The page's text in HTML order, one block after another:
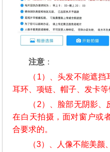
注意 ：
（1）、头发不能遮
耳环、项链、帽子、发卡等
（2）、脸部无阴影
在白天拍摄，面对窗户或
合要求的。
（3）、人像不能美颜